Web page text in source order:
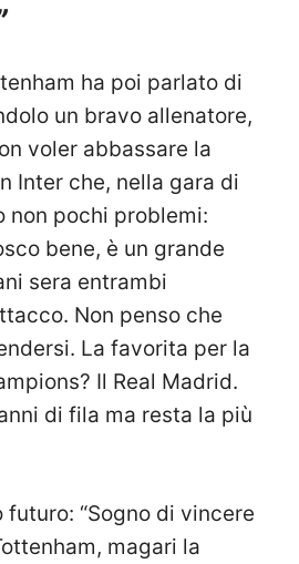
ha poi parlato di
un bravo allenatore,
voler abbassare la
Inter che, nella gara di
non pochi problemi:
bene, è un grande
sera entrambi
Non penso che
La favorita per la
Il Real Madrid.
di fila ma resta la più
“Sogno di vincere
magari la